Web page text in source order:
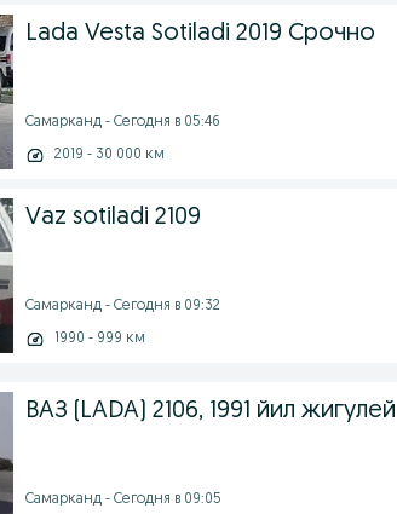
Lada Vesta Sotiladi 2019 Срочно
Самарканд - Сегодня в 05:46
2019 - 30 000 км
Vaz sotiladi 2109
Самарканд - Сегодня в 09:32
1990 - 999 км
ВАЗ (LADA) 2106, 1991 йил жигулей
Самарканд - Сегодня в 09:05